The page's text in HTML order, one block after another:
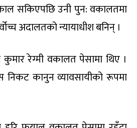
सकिएपछि उनी पुन: वकालतमा
अदालतको न्यायाधीश बनिन् ।
कुमार रेग्मी वकालत पेसामा थिए ।
निकट कानुन व्यावसायीको रूपमा